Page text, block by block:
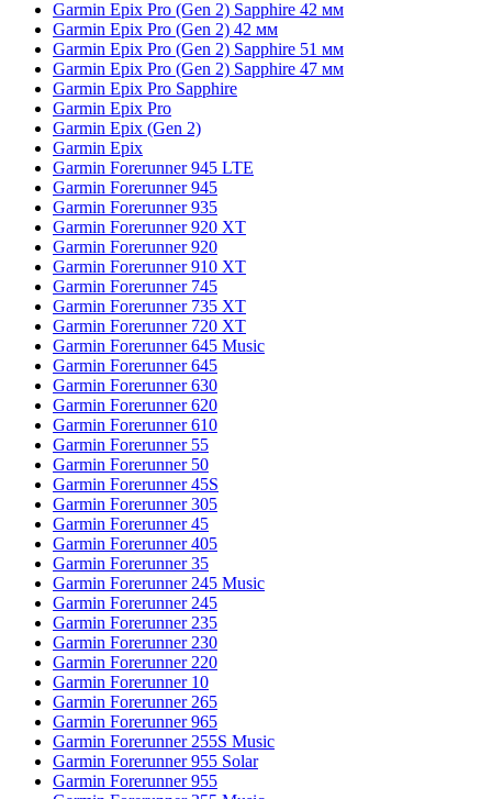
Garmin Epix Pro (Gen 2) Sapphire 42 мм
Garmin Epix Pro (Gen 2) 42 мм
Garmin Epix Pro (Gen 2) Sapphire 51 мм
Garmin Epix Pro (Gen 2) Sapphire 47 мм
Garmin Epix Pro Sapphire
Garmin Epix Pro
Garmin Epix (Gen 2)
Garmin Epix
Garmin Forerunner 945 LTE
Garmin Forerunner 945
Garmin Forerunner 935
Garmin Forerunner 920 XT
Garmin Forerunner 920
Garmin Forerunner 910 XT
Garmin Forerunner 745
Garmin Forerunner 735 XT
Garmin Forerunner 720 XT
Garmin Forerunner 645 Music
Garmin Forerunner 645
Garmin Forerunner 630
Garmin Forerunner 620
Garmin Forerunner 610
Garmin Forerunner 55
Garmin Forerunner 50
Garmin Forerunner 45S
Garmin Forerunner 305
Garmin Forerunner 45
Garmin Forerunner 405
Garmin Forerunner 35
Garmin Forerunner 245 Music
Garmin Forerunner 245
Garmin Forerunner 235
Garmin Forerunner 230
Garmin Forerunner 220
Garmin Forerunner 10
Garmin Forerunner 265
Garmin Forerunner 965
Garmin Forerunner 255S Music
Garmin Forerunner 955 Solar
Garmin Forerunner 955